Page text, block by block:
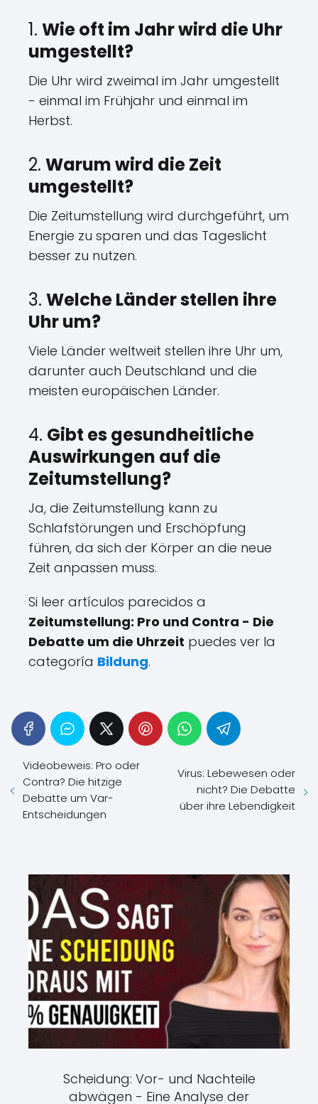
1. Wie oft im Jahr wird die Uhr
umgestellt?
Die Uhr wird zweimal im Jahr umgestellt
- einmal im Frühjahr und einmal im
Herbst.
2. Warum wird die Zeit
umgestellt?
Die Zeitumstellung wird durchgeführt, um
Energie zu sparen und das Tageslicht
besser zu nutzen.
3. Welche Länder stellen ihre
Uhr um?
Viele Länder weltweit stellen ihre Uhr um,
darunter auch Deutschland und die
meisten europäischen Länder.
4. Gibt es gesundheitliche
Auswirkungen auf die
Zeitumstellung?
Ja, die Zeitumstellung kann zu
Schlafstörungen und Erschöpfung
führen, da sich der Körper an die neue
Zeit anpassen muss.
Si leer artículos parecidos a
Zeitumstellung: Pro und Contra - Die
Debatte um die Uhrzeit puedes ver la
categoría Bildung.
Videobeweis: Pro oder
Contra? Die hitzige
Debatte um Var-
Entscheidungen
Virus: Lebewesen oder
nicht? Die Debatte
über ihre Lebendigkeit
Scheidung: Vor- und Nachteile
abwägen - Eine Analyse der